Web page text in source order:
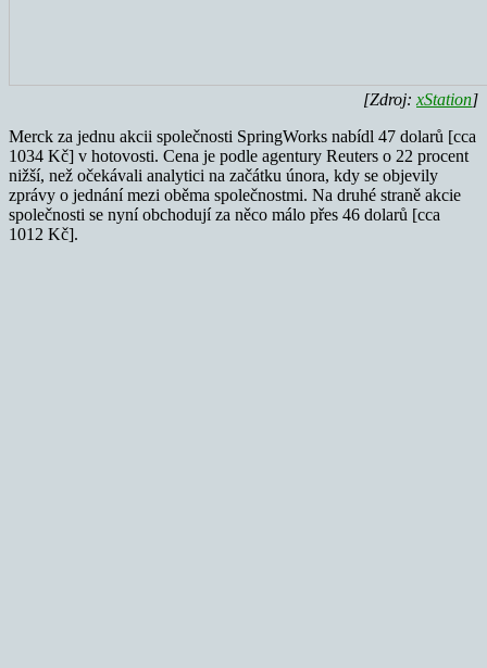
[Zdroj: xStation]
Merck za jednu akcii společnosti SpringWorks nabídl 47 dolarů [cca
1034 Kč] v hotovosti. Cena je podle agentury Reuters o 22 procent
nižší, než očekávali analytici na začátku února, kdy se objevily
zprávy o jednání mezi oběma společnostmi. Na druhé straně akcie
společnosti se nyní obchodují za něco málo přes 46 dolarů [cca
1012 Kč].